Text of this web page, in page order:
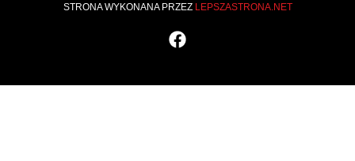
STRONA WYKONANA PRZEZ LEPSZASTRONA.NET